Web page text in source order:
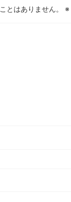
とはありません。 ※